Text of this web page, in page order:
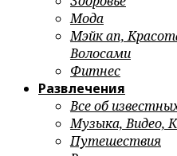
Мода
Мэйк ап,
Волосами
Фитнес
Развлечения
Все об
Музыка, Видео,
Путешествия